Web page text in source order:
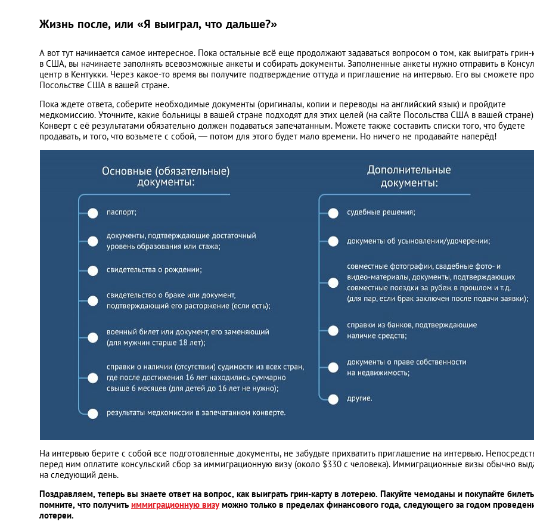
Жизнь после, или «Я выиграл, что дальше?»
А вот тут начинается самое интересное. Пока остальные всё еще продолжают задаваться вопросом о том, как выиграть грин-
в США, вы начинаете заполнять всевозможные анкеты и собирать документы. Заполненные анкеты нужно отправить в
центр в Кентукки. Через какое-то время вы получите подтверждение оттуда и приглашение на интервью. Его вы сможете
Посольстве США в вашей стране.
Пока ждете ответа, соберите необходимые документы (оригиналы, копии и переводы на английский язык) и пройдите
медкомиссию. Уточните, какие больницы в вашей стране подходят для этих целей (на сайте Посольства США в вашей
Конверт с её результатами обязательно должен подаваться запечатанным. Можете также составить списки того, что будете
продавать, и того, что возьмете с собой, — потом для этого будет мало времени. Но ничего не продавайте наперёд!
На интервью берите с собой все подготовленные документы, не забудьте прихватить приглашение на интервью.
перед ним оплатите консульский сбор за иммиграционную визу (около $330 с человека). Иммиграционные визы обычно
на следующий день.
Поздравляем, теперь вы знаете ответ на вопрос, как выиграть грин-карту в лотерею. Пакуйте чемоданы и покупайте
помните, что получить иммиграционную визуможно только в пределах финансового года, следующего за годом
лотереи.